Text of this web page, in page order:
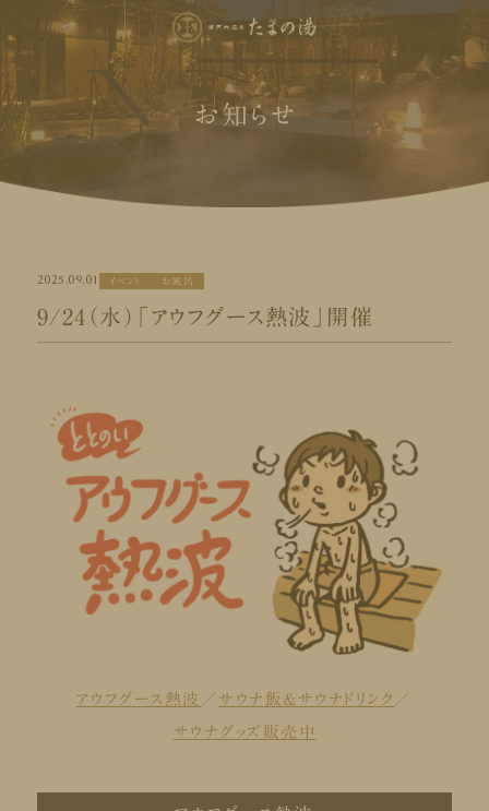
お知らせ
2025.09.01 イベント お風呂
9/24（水）「アウフグース熱波」開催
アウフグース熱波 ／ サウナ飯＆サウナドリンク ／
サウナグッズ販売中